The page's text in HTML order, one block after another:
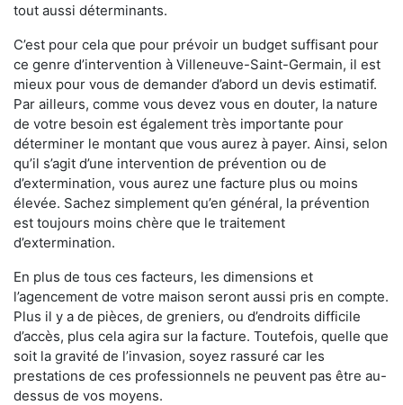
tout aussi déterminants.
C’est pour cela que pour prévoir un budget suffisant pour
ce genre d’intervention à Villeneuve-Saint-Germain, il est
mieux pour vous de demander d’abord un devis estimatif.
Par ailleurs, comme vous devez vous en douter, la nature
de votre besoin est également très importante pour
déterminer le montant que vous aurez à payer. Ainsi, selon
qu’il s’agit d’une intervention de prévention ou de
d’extermination, vous aurez une facture plus ou moins
élevée. Sachez simplement qu’en général, la prévention
est toujours moins chère que le traitement
d’extermination.
En plus de tous ces facteurs, les dimensions et
l’agencement de votre maison seront aussi pris en compte.
Plus il y a de pièces, de greniers, ou d’endroits difficile
d’accès, plus cela agira sur la facture. Toutefois, quelle que
soit la gravité de l’invasion, soyez rassuré car les
prestations de ces professionnels ne peuvent pas être au-
dessus de vos moyens.